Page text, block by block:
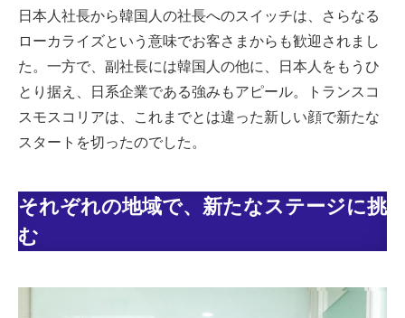
日本人社長から韓国人の社長へのスイッチは、さらなる
ローカライズという意味でお客さまからも歓迎されまし
た。一方で、副社長には韓国人の他に、日本人をもうひ
とり据え、日系企業である強みもアピール。トランスコ
スモスコリアは、これまでとは違った新しい顔で新たな
スタートを切ったのでした。
​​​​それぞれの地域で、新たなステージに挑
む